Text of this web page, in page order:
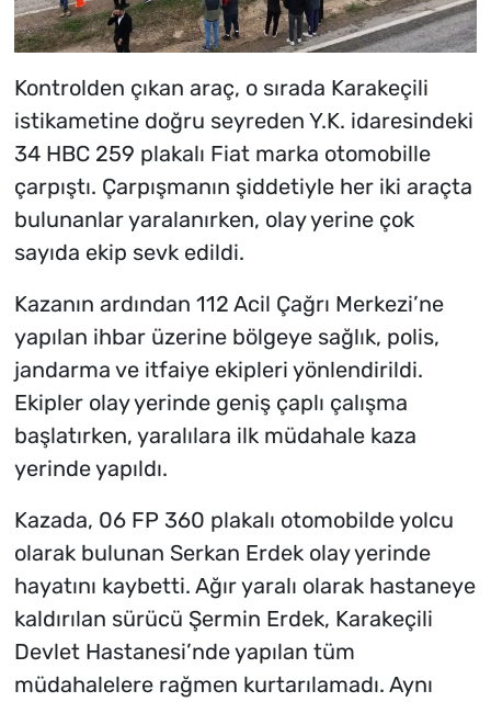
Kontrolden çıkan araç, o sırada Karakeçili
istikametine doğru seyreden Y.K. idaresindeki
34 HBC 259 plakalı Fiat marka otomobille
çarpıştı. Çarpışmanın şiddetiyle her iki araçta
bulunanlar yaralanırken, olay yerine çok
sayıda ekip sevk edildi.
Kazanın ardından 112 Acil Çağrı Merkezi’ne
yapılan ihbar üzerine bölgeye sağlık, polis,
jandarma ve itfaiye ekipleri yönlendirildi.
Ekipler olay yerinde geniş çaplı çalışma
başlatırken, yaralılara ilk müdahale kaza
yerinde yapıldı.
Kazada, 06 FP 360 plakalı otomobilde yolcu
olarak bulunan Serkan Erdek olay yerinde
hayatını kaybetti. Ağır yaralı olarak hastaneye
kaldırılan sürücü Şermin Erdek, Karakeçili
Devlet Hastanesi’nde yapılan tüm
müdahalelere rağmen kurtarılamadı. Aynı